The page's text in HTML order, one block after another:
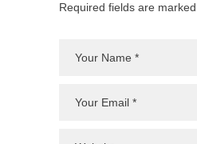
Required fields are